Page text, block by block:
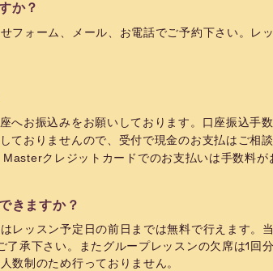
か？
フォーム、メール、お電話でご予約下さい。
レ
へお振込みをお願いしております。口座振込手
ておりませんので、受付で現金のお支払はご相
クレジットカードでのお支払いは手数料が
きますか？
レッスン予定日の前日までは無料で行えます。
了承下さい。また グループレッスンの欠席は1回
数制のため行っておりません。